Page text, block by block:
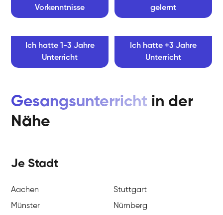
Vorkenntnisse gelernt
Ich hatte 1-3 Jahre
Unterricht
Ich hatte +3 Jahre
Unterricht
Gesangsunterricht in der
Nähe
Je Stadt
Aachen
Stuttgart
Münster
Nürnberg